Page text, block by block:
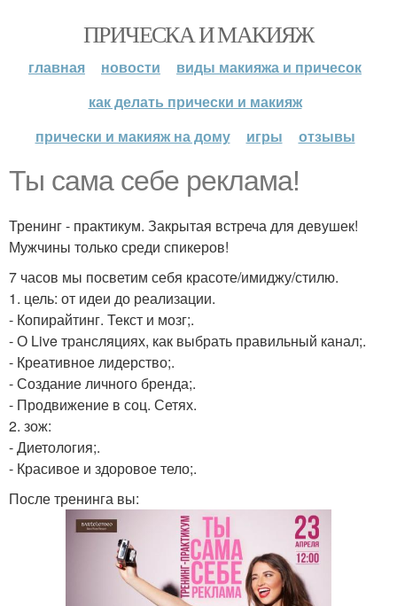
ПРИЧЕСКА И МАКИЯЖ
главная новости
виды макияжа и причесок
как делать прически и макияж
прически и макияж на дому
игры отзывы
Ты сама себе реклама!
Тренинг - практикум. Закрытая встреча для девушек!
Мужчины только среди спикеров!
7 часов мы посветим себя красоте/имиджу/стилю.
1. цель: от идеи до реализации.
- Копирайтинг. Текст и мозг;.
- О Live трансляциях, как выбрать правильный канал;.
- Креативное лидерство;.
- Создание личного бренда;.
- Продвижение в соц. Сетях.
2. зож:
- Диетология;.
- Красивое и здоровое тело;.
После тренинга вы: